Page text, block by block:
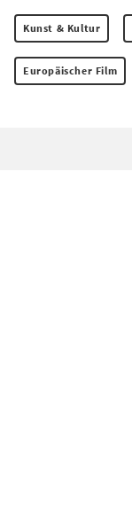
Kunst & Kultur
Europäischer Film